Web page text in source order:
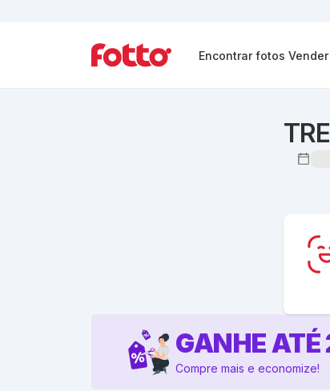
Encontrar fotos
GANHE ATÉ
Compre mais e economize!